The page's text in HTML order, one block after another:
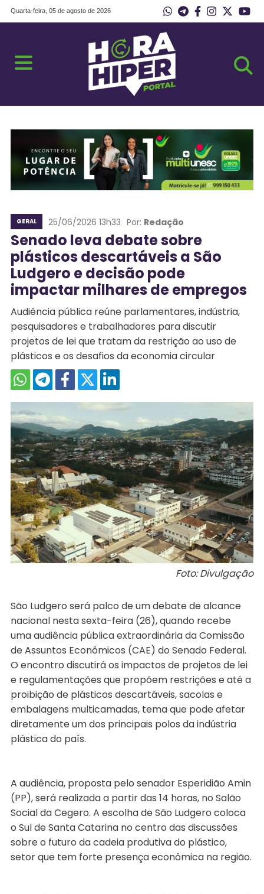
Quarta-feira, 05 de agosto de 2026
GERAL 25/06/2026 13h33 Por: Redação
Senado leva debate sobre
plásticos descartáveis a São
Ludgero e decisão pode
impactar milhares de empregos
Audiência pública reúne parlamentares, indústria,
pesquisadores e trabalhadores para discutir
projetos de lei que tratam da restrição ao uso de
plásticos e os desafios da economia circular
Foto: Divulgação
São Ludgero será palco de um debate de alcance
nacional nesta sexta-feira (26), quando recebe
uma audiência pública extraordinária da Comissão
de Assuntos Econômicos (CAE) do Senado Federal.
O encontro discutirá os impactos de projetos de lei
e regulamentações que propõem restrições e até a
proibição de plásticos descartáveis, sacolas e
embalagens multicamadas, tema que pode afetar
diretamente um dos principais polos da indústria
plástica do país.
A audiência, proposta pelo senador Esperidião Amin
(PP), será realizada a partir das 14 horas, no Salão
Social da Cegero. A escolha de São Ludgero coloca
o Sul de Santa Catarina no centro das discussões
sobre o futuro da cadeia produtiva do plástico,
setor que tem forte presença econômica na região.